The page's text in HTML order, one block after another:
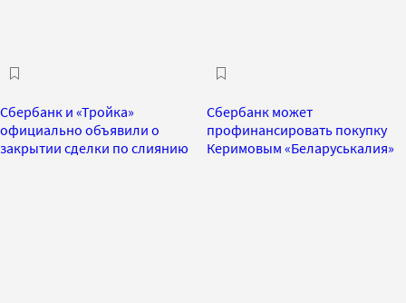
Сбербанк и «Тройка»
официально объявили о
закрытии сделки по слиянию
Сбербанк может
профинансировать покупку
Керимовым «Беларуськалия»